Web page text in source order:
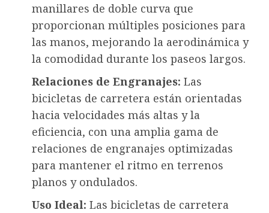
manillares de doble curva que
proporcionan múltiples posiciones para
las manos, mejorando la aerodinámica y
la comodidad durante los paseos largos.
Relaciones de Engranajes: Las
bicicletas de carretera están orientadas
hacia velocidades más altas y la
eficiencia, con una amplia gama de
relaciones de engranajes optimizadas
para mantener el ritmo en terrenos
planos y ondulados.
Uso Ideal: Las bicicletas de carretera